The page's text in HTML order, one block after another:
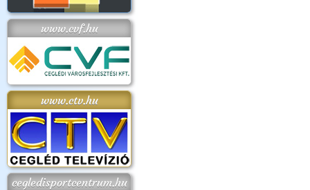
www.cvf.hu
www.ctv.hu
cegledisportcentrum.hu